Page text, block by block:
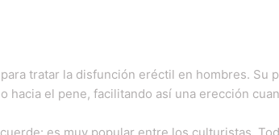
tratar la disfunción eréctil en hombres.
hacia el pene, facilitando así una erección